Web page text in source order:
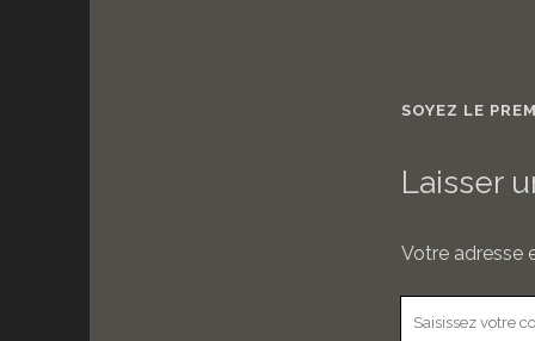
SOYEZ LE
Laisser
Votre adresse